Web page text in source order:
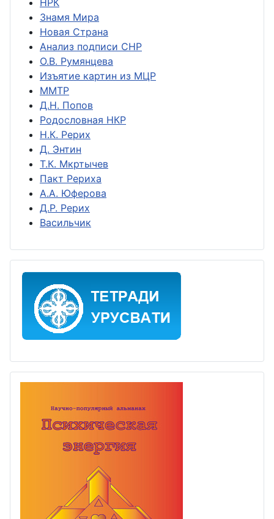
НРК
Знамя Мира
Новая Страна
Анализ подписи СНР
О.В. Румянцева
Изъятие картин из МЦР
ММТР
Д.Н. Попов
Родословная НКР
Н.К. Рерих
Д. Энтин
Т.К. Мкртычев
Пакт Рериха
А.А. Юферова
Д.Р. Рерих
Васильчик